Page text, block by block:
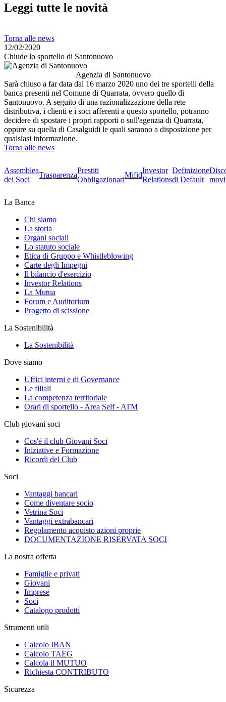
Leggi tutte le novità
Torna alle news
12/02/2020
Chiude lo sportello di Santonuovo
Agenzia di Santonuovo
Sarà chiuso a far data dal 16 marzo 2020 uno dei tre sportelli della
banca presenti nel Comune di Quarrata, ovvero quello di
Santonuovo. A seguito di una razionalizzazione della rete
distributiva, i clienti e i soci afferenti a questo sportello, potranno
decidere di spostare i propri rapporti o sull'agenzia di Quarrata,
oppure su quella di Casalguidi le quali saranno a disposizione per
qualsiasi informazione.
Torna alle news
Assemblea
dei Soci
Trasparenza
Prestiti
Obbligazionari
Mifid
Investor
Relations
Definizione
di Default
La Banca
Chi siamo
La storia
Organi sociali
Lo statuto sociale
Etica di Gruppo e Whistleblowing
Carte degli Impegni
Il bilancio d'esercizio
Investor Relations
La Mutua
Forum e Auditorium
Progetto di scissione
La Sostenibilità
La Sostenibilità
Dove siamo
Uffici interni e di Governance
Le filiali
La competenza territoriale
Orari di sportello - Area Self - ATM
Club giovani soci
Cos'è il club Giovani Soci
Iniziative e Formazione
Ricordi del Club
Soci
Vantaggi bancari
Come diventare socio
Vetrina Soci
Vantaggi extrabancari
Regolamento acquisto azioni proprie
DOCUMENTAZIONE RISERVATA SOCI
La nostra offerta
Famiglie e privati
Giovani
Imprese
Soci
Catalogo prodotti
Strumenti utili
Calcolo IBAN
Calcolo TAEG
Calcola il MUTUO
Richiesta CONTRIBUTO
Sicurezza